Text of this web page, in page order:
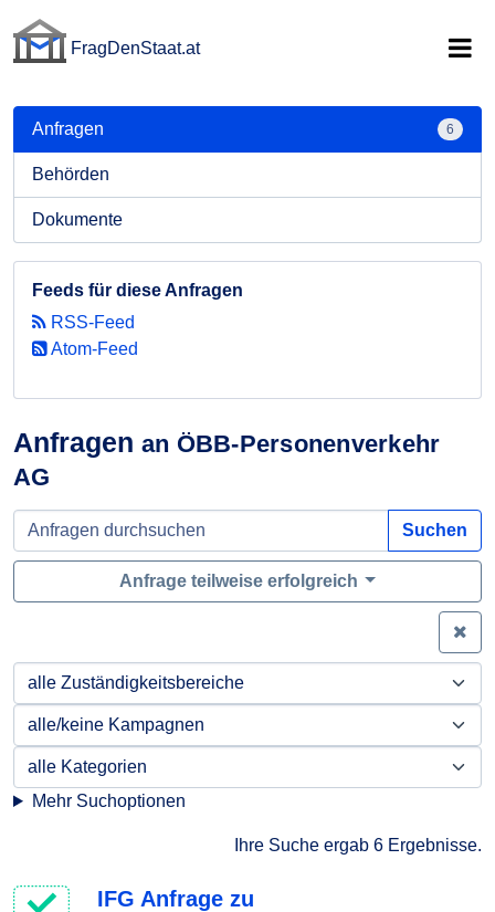
FragDenStaat.at
Anfragen an ÖBB-Personenverkehr
AG
Suchen
Anfrage teilweise erfolgreich
Mehr Suchoptionen
Ihre Suche ergab 6 Ergebnisse.
IFG Anfrage zu
Anfragen 6
Behörden
Dokumente
Feeds für diese Anfragen
RSS-Feed
Atom-Feed